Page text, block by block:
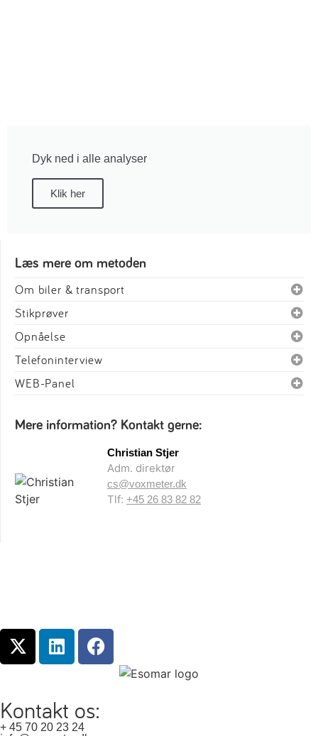
Dyk ned i alle analyser
Klik her
Læs mere om metoden
Om biler & transport
Stikprøver
Opnåelse
Telefoninterview
WEB-Panel
Mere information? Kontakt gerne:
Christian Stjer
Adm. direktør
cs@voxmeter.dk
Tlf: +45 26 83 82 82
Kontakt os:
+ 45 70 20 23 24